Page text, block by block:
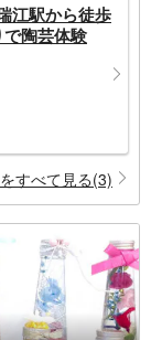
江駅から徒歩
陶芸体験
すべて見る(3)